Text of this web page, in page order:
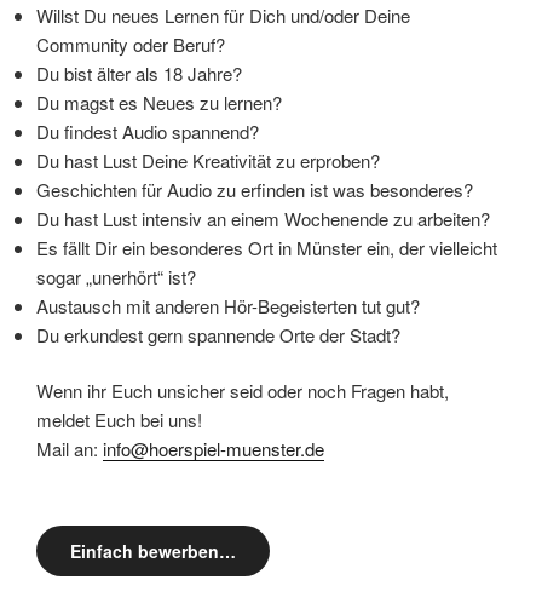
Willst Du neues Lernen für Dich und/oder Deine
Community oder Beruf?
Du bist älter als 18 Jahre?
Du magst es Neues zu lernen?
Du findest Audio spannend?
Du hast Lust Deine Kreativität zu erproben?
Geschichten für Audio zu erfinden ist was besonderes?
Du hast Lust intensiv an einem Wochenende zu arbeiten?
Es fällt Dir ein besonderes Ort in Münster ein, der vielleicht
sogar „unerhört“ ist?
Austausch mit anderen Hör-Begeisterten tut gut?
Du erkundest gern spannende Orte der Stadt?
Wenn ihr Euch unsicher seid oder noch Fragen habt,
meldet Euch bei uns!
Mail an: info@hoerspiel-muenster.de
Einfach bewerben…